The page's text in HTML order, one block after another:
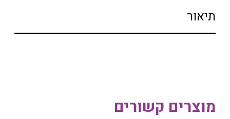
תיאור
מוצרים קשורים